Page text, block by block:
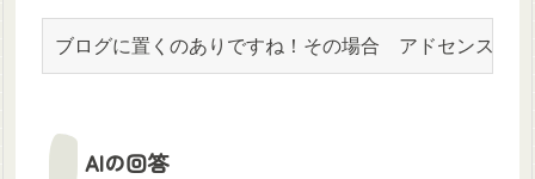
ブログに置くのありですね！その場合　アドセンス的
AIの回答